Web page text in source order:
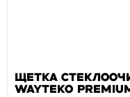
Щетка
WAYTEKO